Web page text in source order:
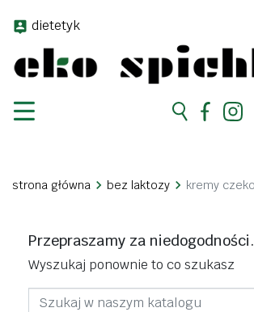
dietetyk
strona główna bez laktozy kremy
Przepraszamy za niedogodności.
Wyszukaj ponownie to co szukasz